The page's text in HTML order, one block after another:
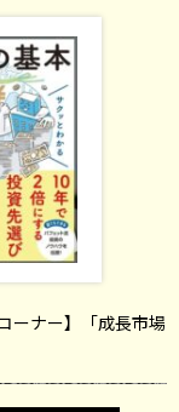
ーナー】「成長市場